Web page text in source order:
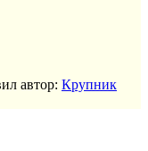
автор: Крупник